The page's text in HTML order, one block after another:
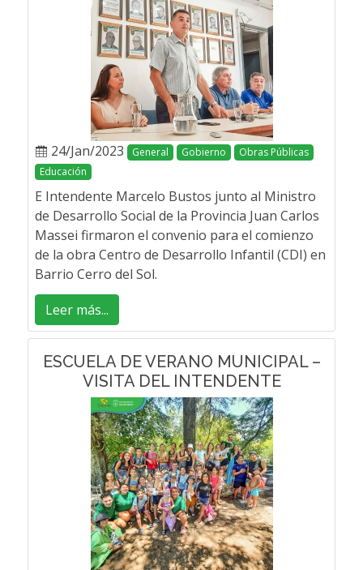
24/Jan/2023 General Gobierno
Obras Públicas
Educación
E Intendente Marcelo Bustos junto al Ministro
de Desarrollo Social de la Provincia Juan Carlos
Massei firmaron el convenio para el comienzo
de la obra Centro de Desarrollo Infantil (CDI) en
Barrio Cerro del Sol.
Leer más...
ESCUELA DE VERANO MUNICIPAL –
VISITA DEL INTENDENTE